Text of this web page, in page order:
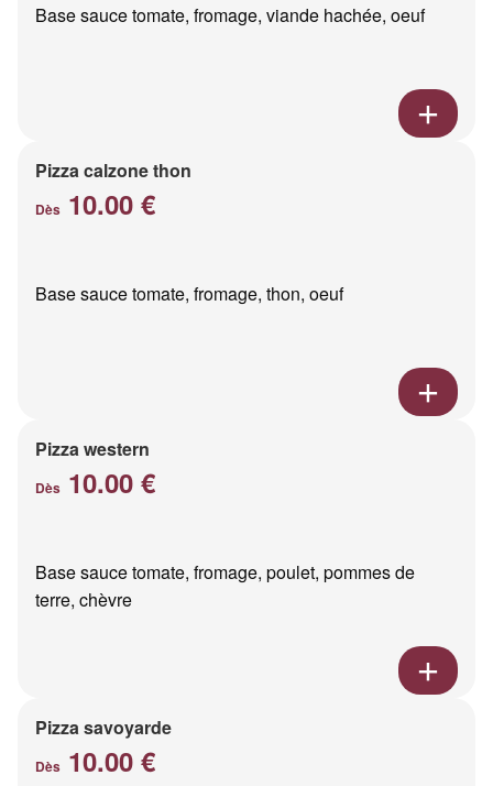
Base sauce tomate, fromage, viande hachée, oeuf
Pizza calzone thon
Dès 10.00 €
Base sauce tomate, fromage, thon, oeuf
Pizza western
Dès 10.00 €
Base sauce tomate, fromage, poulet, pommes de
terre, chèvre
Pizza savoyarde
Dès 10.00 €